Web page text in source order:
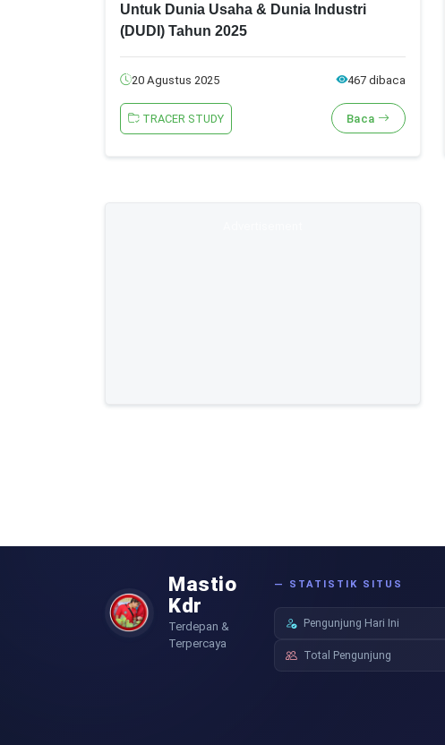
Untuk Dunia Usaha & Dunia Industri
(DUDI) Tahun 2025
20 Agustus 2025 467 dibaca
TRACER STUDY Baca
Mastio
Kdr
Terdepan &
Terpercaya
— STATISTIK SITUS
Pengunjung Hari Ini
Total Pengunjung